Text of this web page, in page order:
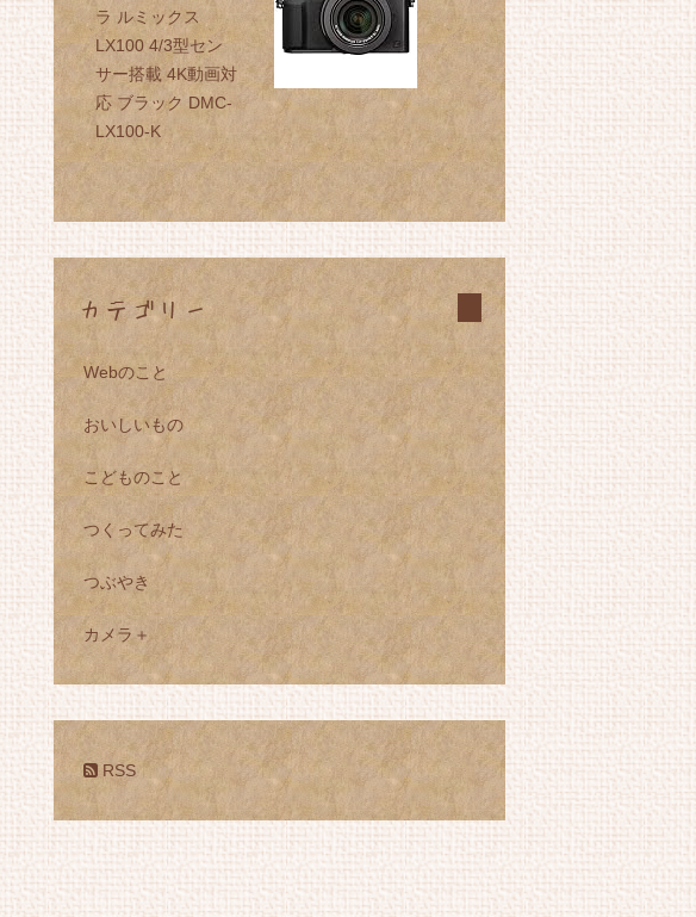
ラ ルミックス
LX100 4/3型セン
サー搭載 4K動画対
応 ブラック DMC-
LX100-K
カテゴリー
Webのこと
おいしいもの
こどものこと
つくってみた
つぶやき
カメラ＋
RSS